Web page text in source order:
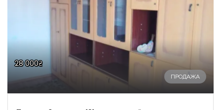
28 000₴
ПРОДАЖА
Запомнить Forgot Password?